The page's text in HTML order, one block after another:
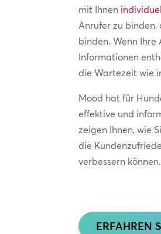
mit Ihnen
Anrufer zu binden,
binden. Wenn
Informationen
die Wartezeit wie
Mood hat für
effektive und
zeigen Ihnen, wie
die
verbessern können.
ERFAHREN